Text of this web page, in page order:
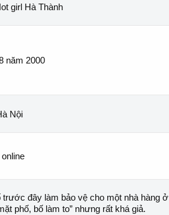
girl Hà Thành
năm 2000
Nội
đây làm bảo vệ cho một nhà hàng ở
phố, bố làm to” nhưng rất khá giả.